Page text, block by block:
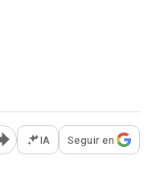
Abrir opciones para
IA Seguir en